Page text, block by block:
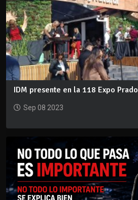
IDM presente en la 118 Expo Prado
Sep 08 2023